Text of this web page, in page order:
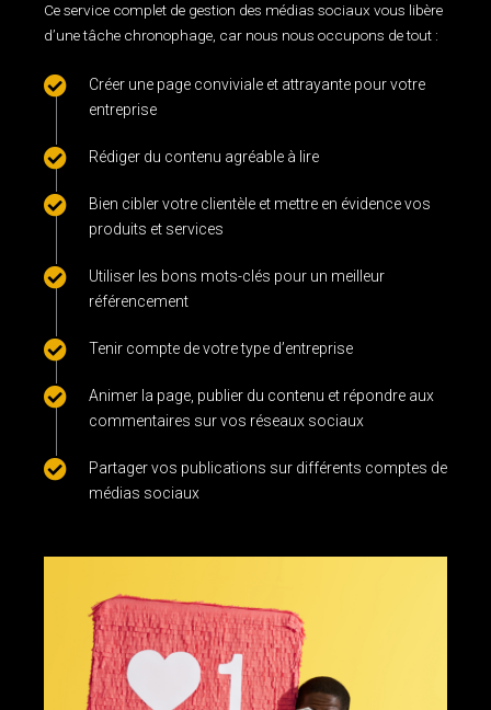
Ce service complet de gestion des médias sociaux vous libère
d’une tâche chronophage, car nous nous occupons de tout :
Créer une page conviviale et attrayante pour votre
entreprise
Rédiger du contenu agréable à lire
Bien cibler votre clientèle et mettre en évidence vos
produits et services
Utiliser les bons mots-clés pour un meilleur
référencement
Tenir compte de votre type d’entreprise
Animer la page, publier du contenu et répondre aux
commentaires sur vos réseaux sociaux
Partager vos publications sur différents comptes de
médias sociaux